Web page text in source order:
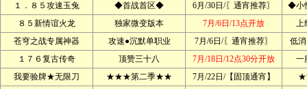
１．８５攻速玉兔
◆首战首区◆ 6月/30日/〖通宵推荐〗
◆小
８５新情谊火龙
独家微变版本 7月/6日/13点开放
上
苍穹之战专属神器
攻速●沉默单职业 7月/6日/〖通宵推荐〗
低
１７６复古传奇
顶赞三十八 7月/18日/12点30分开放
一
我要验牌★无限刀
★★★第二季★★ 7月/22日/【固顶通宵】
★